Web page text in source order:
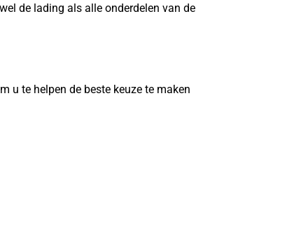
de lading als alle onderdelen van de
u te helpen de beste keuze te maken